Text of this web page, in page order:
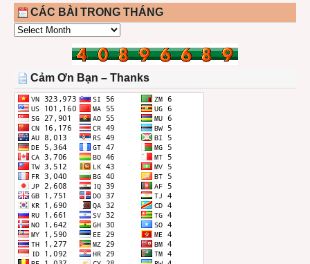
CÁC BÀI TRONG THÁNG
CÁC
THÁNG
Cảm Ơn Bạn – Thanks